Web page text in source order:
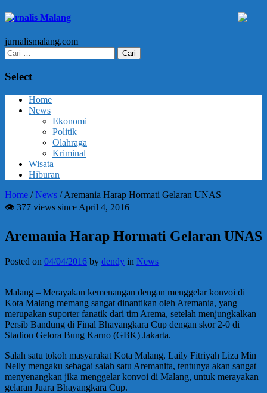
Jurnalis Malang
jurnalismalang.com
Cari
untuk:
Select
Home
News
Ekonomi
Politik
Olahraga
Kriminal
Wisata
Hiburan
Home /News /Aremania Harap Hormati Gelaran UNAS
👁 377 views since April 4, 2016
Aremania Harap Hormati Gelaran UNAS
Posted on 04/04/2016 by dendy in News
Malang – Merayakan kemenangan dengan menggelar konvoi di
Kota Malang memang sangat dinantikan oleh Aremania, yang
merupakan suporter fanatik dari tim Arema, setelah menjungkalkan
Persib Bandung di Final Bhayangkara Cup dengan skor 2-0 di
Stadion Gelora Bung Karno (GBK) Jakarta.
Salah satu tokoh masyarakat Kota Malang, Laily Fitriyah Liza Min
Nelly mengaku sebagai salah satu Aremanita, tentunya akan sangat
menyenangkan jika menggelar konvoi di Malang, untuk merayakan
gelaran Juara Bhayangkara Cup.